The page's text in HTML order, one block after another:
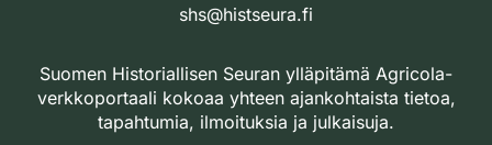
shs@histseura.fi
Suomen Historiallisen Seuran ylläpitämä Agricola-
verkkoportaali kokoaa yhteen ajankohtaista tietoa,
tapahtumia, ilmoituksia ja julkaisuja.